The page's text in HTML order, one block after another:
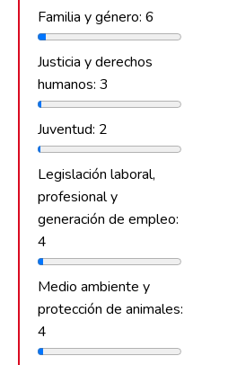
Familia y género: 6
Justicia y derechos
humanos: 3
Juventud: 2
Legislación laboral,
profesional y
generación de empleo:
4
Medio ambiente y
protección de animales:
4